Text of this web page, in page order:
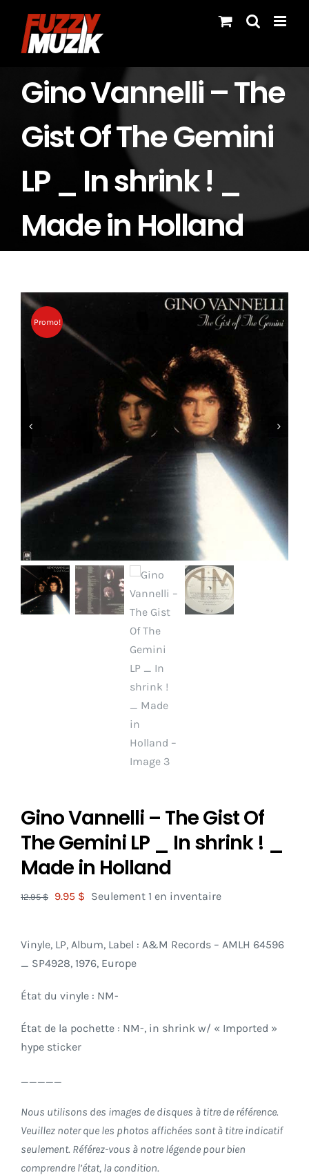
content
Gino Vannelli – The
Gist Of The Gemini
LP _ In shrink ! _
Made in Holland
Promo!
Gino Vannelli – The Gist Of
The Gemini LP _ In shrink ! _
Made in Holland
12.95$
Le
était :
12.95 $.
9.95 $ Le
est :
9.95 $.
Seulement 1 en inventaire
Vinyle, LP, Album, Label : A&M Records – AMLH 64596
_ SP4928, 1976, Europe
État du vinyle : NM-
État de la pochette : NM-, in shrink w/ « Imported »
hype sticker
_____
Nous utilisons des images de disques à titre de référence.
Veuillez noter que les photos affichées sont à titre indicatif
seulement. Référez-vous à notre légende pour bien
comprendre l’état, la condition.